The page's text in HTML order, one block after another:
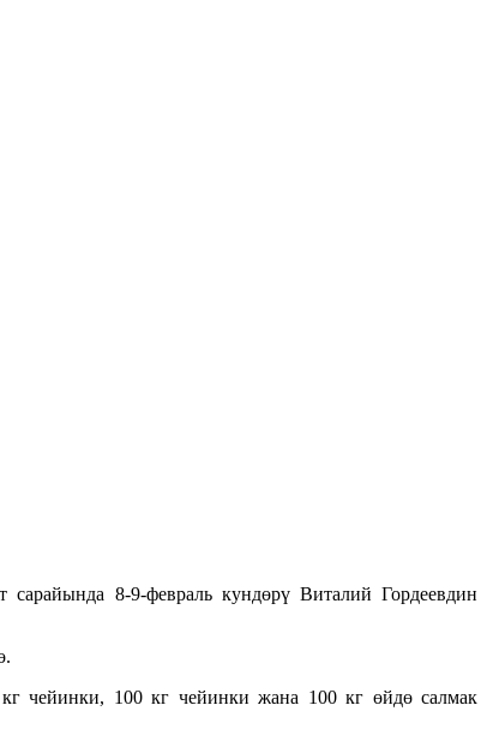
8-9-февраль кундөрү Виталий Гордеевдин
чейинки, 100 кг чейинки жана 100 кг өйдө салмак